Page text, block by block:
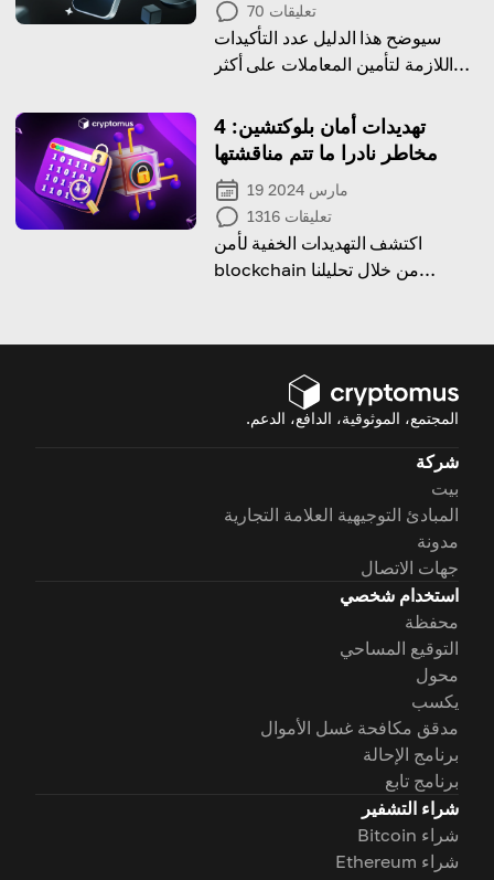
70 تعليقات
سيوضح هذا الدليل عدد التأكيدات
اللازمة لتأمين المعاملات على أكثر
تهديدات أمان بلوكتشين: 4
مخاطر نادرا ما تتم مناقشتها
19 مارس 2024
1316 تعليقات
اكتشف التهديدات الخفية لأمن
blockchain من خلال تحليلنا
المجتمع، الموثوقية، الدافع، الدعم.
شركة
بيت
المبادئ التوجيهية العلامة التجارية
مدونة
جهات الاتصال
استخدام شخصي
محفظة
التوقيع المساحي
محول
يكسب
مدقق مكافحة غسل الأموال
برنامج الإحالة
برنامج تابع
شراء التشفير
شراء Bitcoin
شراء Ethereum